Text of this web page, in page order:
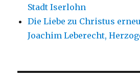
Stadt Iserlohn
Die Liebe zu Christus
Joachim Leberecht,